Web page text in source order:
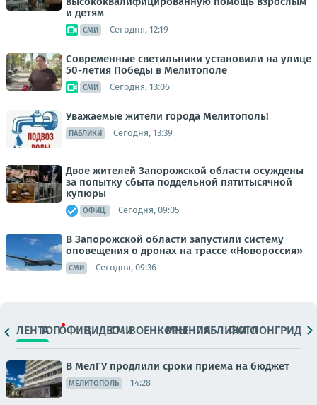
и детям
СМИ Сегодня, 12:19
Современные светильники установили на улице
50-летия Победы в Мелитополе
СМИ Сегодня, 13:06
Уважаемые жители города Мелитополь!
ПАБЛИКИ Сегодня, 13:39
Двое жителей Запорожской области осуждены
за попытку сбыта поддельной пятитысячной
купюры
ОФИЦ. Сегодня, 09:05
В Запорожской области запустили систему
оповещения о дронах на трассе «Новороссия»
СМИ Сегодня, 09:36
ЛЕНТАТОПОФИЦ.ВИДЕОСМИВОЕНКОРЫМНЕНИЯПАБЛИКИ
ФОТОЛОНГРИДЫ
В МелГУ продлили сроки приема на бюджет
МЕЛИТОПОЛЬ 14:28